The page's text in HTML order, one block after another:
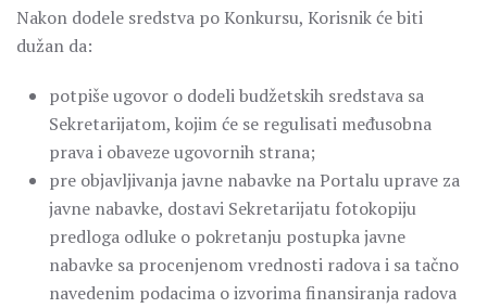
Nakon dodele sredstva po Konkursu, Korisnik će biti
dužan da:
potpiše ugovor o dodeli budžetskih sredstava sa
Sekretarijatom, kojim će se regulisati međusobna
prava i obaveze ugovornih strana;
pre objavljivanja javne nabavke na Portalu uprave za
javne nabavke, dostavi Sekretarijatu fotokopiju
predloga odluke o pokretanju postupka javne
nabavke sa procenjenom vrednosti radova i sa tačno
navedenim podacima o izvorima finansiranja radova